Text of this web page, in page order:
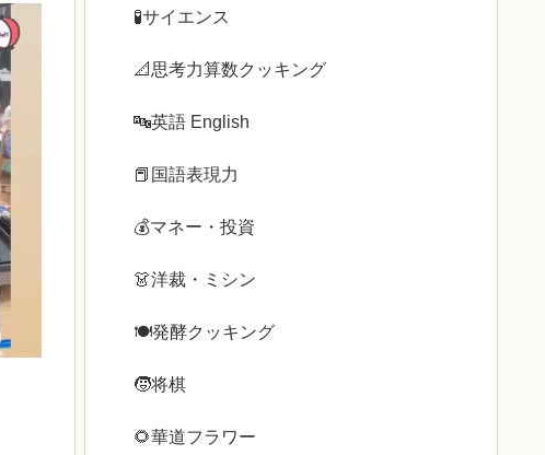
🧪サイエンス
📐思考力算数クッキング
🔤英語 English
📕国語表現力
💰️マネー・投資
👗洋裁・ミシン
🍽️発酵クッキング
🧒将棋
🌻華道フラワー